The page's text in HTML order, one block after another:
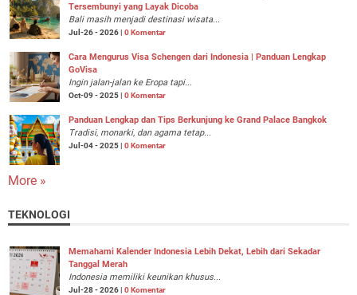
Tersembunyi yang Layak Dicoba
Bali masih menjadi destinasi wisata...
Jul-26 - 2026 | 0 Komentar
Cara Mengurus Visa Schengen dari Indonesia | Panduan Lengkap
GoVisa
Ingin jalan-jalan ke Eropa tapi...
Oct-09 - 2025 | 0 Komentar
Panduan Lengkap dan Tips Berkunjung ke Grand Palace Bangkok
Tradisi, monarki, dan agama tetap...
Jul-04 - 2025 | 0 Komentar
More »
TEKNOLOGI
Memahami Kalender Indonesia Lebih Dekat, Lebih dari Sekadar
Tanggal Merah
Indonesia memiliki keunikan khusus...
Jul-28 - 2026 | 0 Komentar